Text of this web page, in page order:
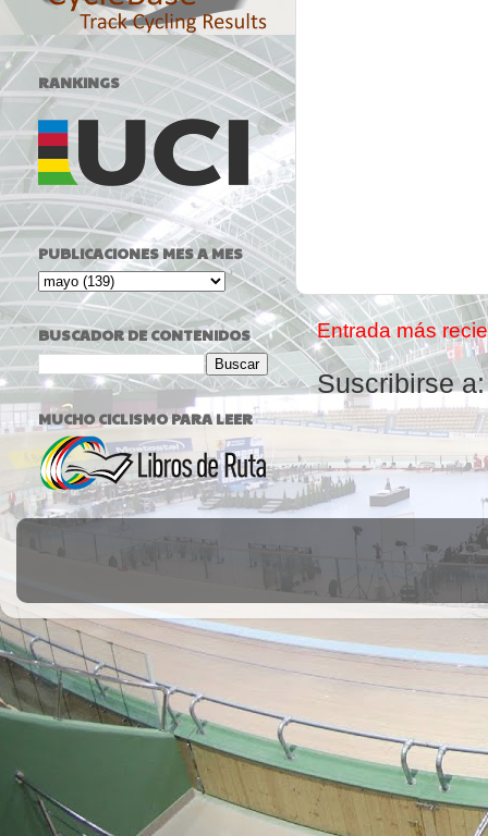
Entrada más
Suscribirse
RANKINGS
PUBLICACIONES MES A MES
BUSCADOR DE CONTENIDOS
MUCHO CICLISMO PARA LEER